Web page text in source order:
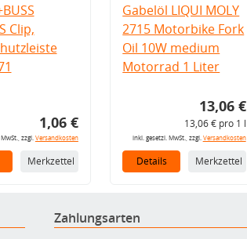
Clip,
1,06 €
zzgl. Versandkosten
Merkzettel
Gabelöl LIQUI MOLY
2715 Motorbike Fork
Oil 10W medium
Motorrad 1 Liter
13,06 €
13,06 € pro 1 l
inkl. gesetzl. MwSt., zzgl. Versandkosten
Details Merkzettel
Zahlungsarten